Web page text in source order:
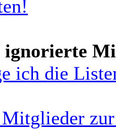
ignorierte
ich die